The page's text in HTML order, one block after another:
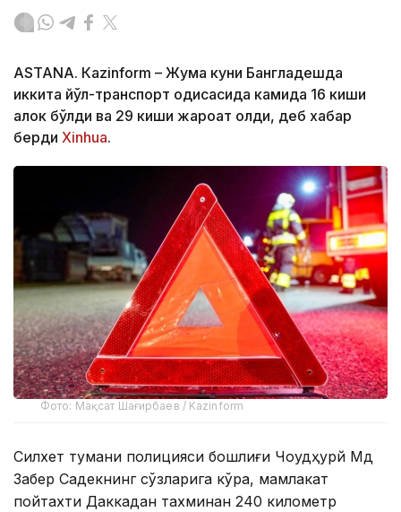
ASTANА. Кazinform – Жума куни Бангладешда
иккита йўл-транспорт ҳодисасида камида 16 киши
ҳалок бўлди ва 29 киши жароҳат олди, деб хабар
берди Xinhua.
Фото: Мақсат Шағирбаев / Kazinform
Силхет тумани полицияси бошлиғи Чоудҳурй Мд
Забер Садекнинг сўзларига кўра, мамлакат
пойтахти Даккадан тахминан 240 километр